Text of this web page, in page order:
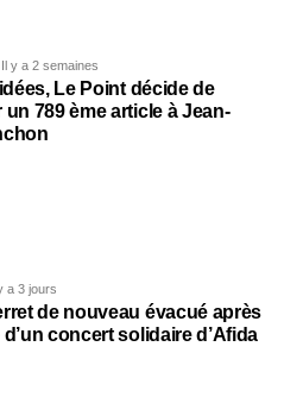
Il y a 2 semaines
Le Point décide de
789 ème article à Jean-
a 3 jours
de nouveau évacué après
d’un concert solidaire d’Afida